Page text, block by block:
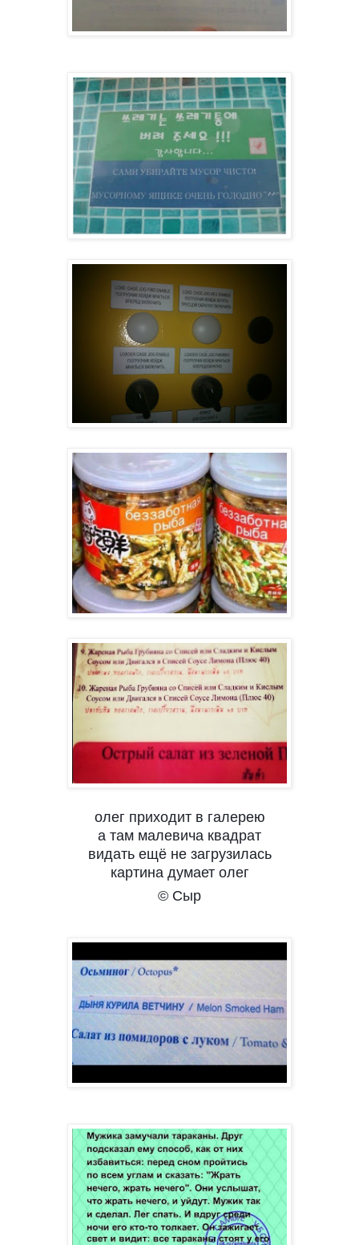
олег приходит в галерею
а там малевича квадрат
видать ещё не загрузилась
картина думает олег
© Сыр